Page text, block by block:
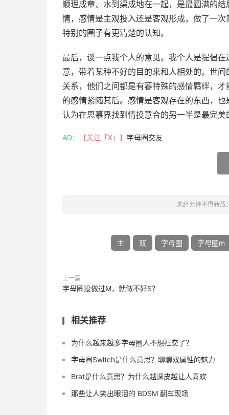
顺理成章、水到渠成地在一起，是最圆满的
情，感情是主观投入还是客观形成，做了一
特别的圈子有更清楚的认知。
最后，谈一点我个人的意见。我个人是提倡
意，带着某种不好的目的来和人相处的。世
关系，他们之问都是有萶特殊的感情羁绊，
的感情紧随其后。感情是客观存在的东西，
认为在思慕界找到情投意合的另一半是最完
AD： 【关注「X」】 字母圈交友
未经允许不得转载：
主 双 字母圈 字母圈m
上一篇
字母圈没做过M，就做不好S？
相关推荐
为什么越来越多字母圈人不想社交了？
字母圈Switch是什么意思？聊聊双属性的魅力
Brat是什么意思？为什么越调皮越让人喜欢
那些让人笑出眼泪的 BDSM 翻车现场